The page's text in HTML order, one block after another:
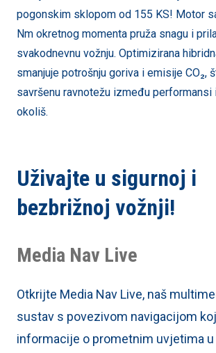
pogonskim sklopom od 155 KS! Motor
Nm okretnog momenta pruža snagu i
svakodnevnu vožnju. Optimizirana
smanjuje potrošnju goriva i emisije CO₂,
savršenu ravnotežu između performansi
okoliš.
Uživajte u sigurnoj i
bezbrižnoj vožnji!
Media Nav Live
Otkrijte Media Nav Live, naš
sustav s povezivom navigacijom
informacije o prometnim uvjetima